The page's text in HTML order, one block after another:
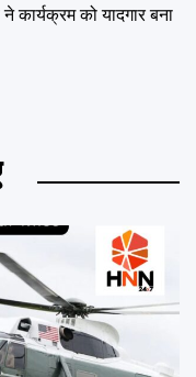
कार्यक्रम को यादगार बना